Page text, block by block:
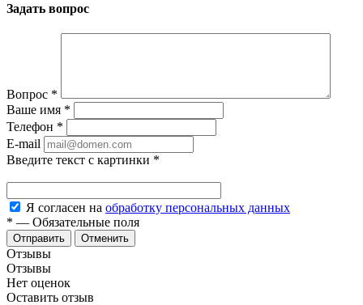
Задать вопрос
Вопрос *
Ваше имя *
Телефон *
E-mail
Введите текст с картинки *
Я согласен на обработку персональных данных
* — Обязательные поля
Отменить
Отзывы
Отзывы
Нет оценок
Оставить отзыв